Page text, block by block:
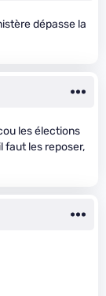
dépasse la
les élections
faut les reposer,